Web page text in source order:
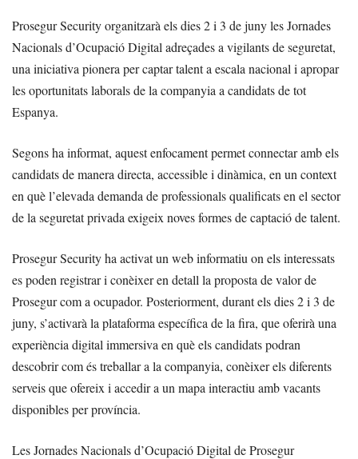
Prosegur Security organitzarà els dies 2 i 3 de juny les Jornades
Nacionals d’Ocupació Digital adreçades a vigilants de seguretat,
una iniciativa pionera per captar talent a escala nacional i apropar
les oportunitats laborals de la companyia a candidats de tot
Espanya.
Segons ha informat, aquest enfocament permet connectar amb els
candidats de manera directa, accessible i dinàmica, en un context
en què l’elevada demanda de professionals qualificats en el sector
de la seguretat privada exigeix noves formes de captació de talent.
Prosegur Security ha activat un web informatiu on els interessats
es poden registrar i conèixer en detall la proposta de valor de
Prosegur com a ocupador. Posteriorment, durant els dies 2 i 3 de
juny, s’activarà la plataforma específica de la fira, que oferirà una
experiència digital immersiva en què els candidats podran
descobrir com és treballar a la companyia, conèixer els diferents
serveis que ofereix i accedir a un mapa interactiu amb vacants
disponibles per província.
Les Jornades Nacionals d’Ocupació Digital de Prosegur